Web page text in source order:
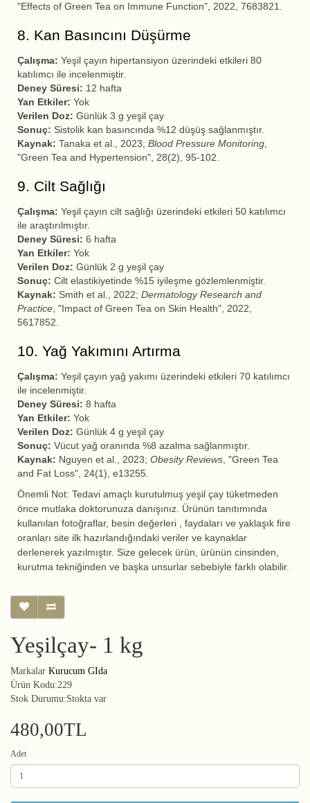
"Effects of Green Tea on Immune Function", 2022, 7683821.
8. Kan Basıncını Düşürme
Çalışma: Yeşil çayın hipertansiyon üzerindeki etkileri 80
katılımcı ile incelenmiştir.
Deney Süresi: 12 hafta
Yan Etkiler: Yok
Verilen Doz: Günlük 3 g yeşil çay
Sonuç: Sistolik kan basıncında %12 düşüş sağlanmıştır.
Kaynak: Tanaka et al., 2023; Blood Pressure Monitoring,
"Green Tea and Hypertension", 28(2), 95-102.
9. Cilt Sağlığı
Çalışma: Yeşil çayın cilt sağlığı üzerindeki etkileri 50 katılımcı
ile araştırılmıştır.
Deney Süresi: 6 hafta
Yan Etkiler: Yok
Verilen Doz: Günlük 2 g yeşil çay
Sonuç: Cilt elastikiyetinde %15 iyileşme gözlemlenmiştir.
Kaynak: Smith et al., 2022; Dermatology Research and
Practice, "Impact of Green Tea on Skin Health", 2022,
5617852.
10. Yağ Yakımını Artırma
Çalışma: Yeşil çayın yağ yakımı üzerindeki etkileri 70 katılımcı
ile incelenmiştir.
Deney Süresi: 8 hafta
Yan Etkiler: Yok
Verilen Doz: Günlük 4 g yeşil çay
Sonuç: Vücut yağ oranında %8 azalma sağlanmıştır.
Kaynak: Nguyen et al., 2023; Obesity Reviews, "Green Tea
and Fat Loss", 24(1), e13255.
Önemli Not: Tedavi amaçlı kurutulmuş yeşil çay tüketmeden
önce mutlaka doktorunuza danışınız. Ürünün tanıtımında
kullanılan fotoğraflar, besin değerleri , faydaları ve yaklaşık fire
oranları site ilk hazırlandığındaki veriler ve kaynaklar
derlenerek yazılmıştır. Size gelecek ürün, ürünün cinsinden,
kurutma tekniğinden ve başka unsurlar sebebiyle farklı olabilir.
Yeşilçay- 1 kg
Markalar Kurucum GIda
Ürün Kodu:229
Stok Durumu:Stokta var
480,00TL
Adet